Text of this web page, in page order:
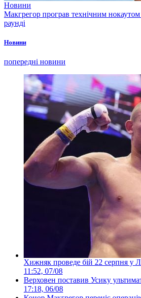
Новини
Макгрегор програв технічним
раунді
Новини
попередні новини
Хижняк проведе бій 22 серпня у
11:52, 07/08
Верховен поставив Усику
17:18, 06/08